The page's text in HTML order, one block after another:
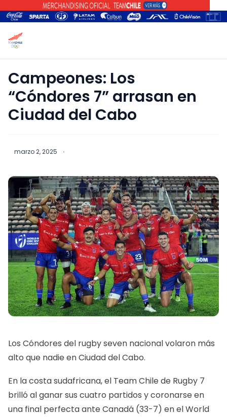
Campeones: Los
“Cóndores 7” arrasan en
Ciudad del Cabo
marzo 2, 2025 ·
Los Cóndores del rugby seven nacional volaron más
alto que nadie en Ciudad del Cabo.
En la costa sudafricana, el Team Chile de Rugby 7
brilló al ganar sus cuatro partidos y coronarse en
una final perfecta ante Canadá (33-7) en el World